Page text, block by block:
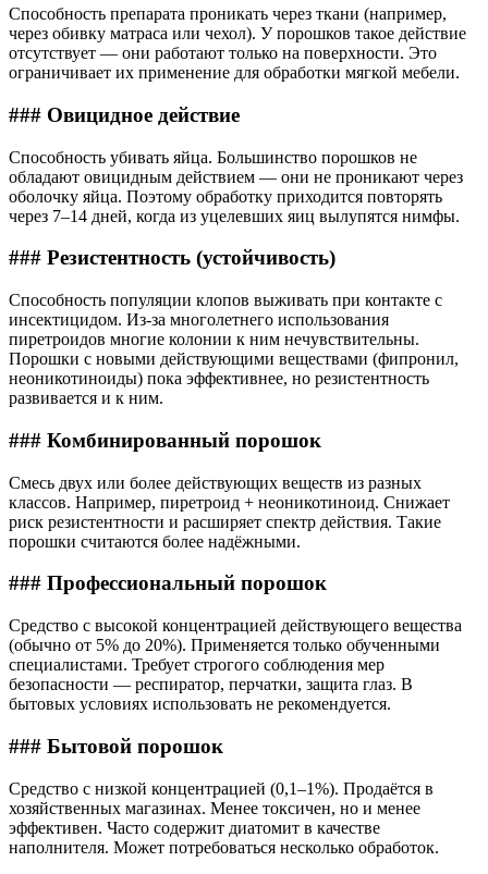
Способность препарата проникать через ткани (например,
через обивку матраса или чехол). У порошков такое действие
отсутствует — они работают только на поверхности. Это
ограничивает их применение для обработки мягкой мебели.
### Овицидное действие
Способность убивать яйца. Большинство порошков не
обладают овицидным действием — они не проникают через
оболочку яйца. Поэтому обработку приходится повторять
через 7–14 дней, когда из уцелевших яиц вылупятся нимфы.
### Резистентность (устойчивость)
Способность популяции клопов выживать при контакте с
инсектицидом. Из-за многолетнего использования
пиретроидов многие колонии к ним нечувствительны.
Порошки с новыми действующими веществами (фипронил,
неоникотиноиды) пока эффективнее, но резистентность
развивается и к ним.
### Комбинированный порошок
Смесь двух или более действующих веществ из разных
классов. Например, пиретроид + неоникотиноид. Снижает
риск резистентности и расширяет спектр действия. Такие
порошки считаются более надёжными.
### Профессиональный порошок
Средство с высокой концентрацией действующего вещества
(обычно от 5% до 20%). Применяется только обученными
специалистами. Требует строгого соблюдения мер
безопасности — респиратор, перчатки, защита глаз. В
бытовых условиях использовать не рекомендуется.
### Бытовой порошок
Средство с низкой концентрацией (0,1–1%). Продаётся в
хозяйственных магазинах. Менее токсичен, но и менее
эффективен. Часто содержит диатомит в качестве
наполнителя. Может потребоваться несколько обработок.